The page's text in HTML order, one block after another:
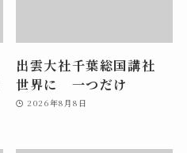
出雲大社千葉総国講社
世界に 一つだけ
2026年8月8日